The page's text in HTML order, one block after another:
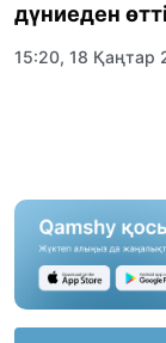
дүниеден өтті
15:20, 18 Қаңтар